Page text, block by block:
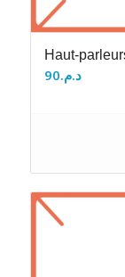
Haut-
د.م.90